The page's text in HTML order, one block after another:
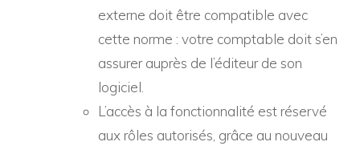
externe doit être compatible avec
cette norme : votre comptable doit s’en
assurer auprès de l’éditeur de son
logiciel.
L’accès à la fonctionnalité est réservé
aux rôles autorisés, grâce au nouveau